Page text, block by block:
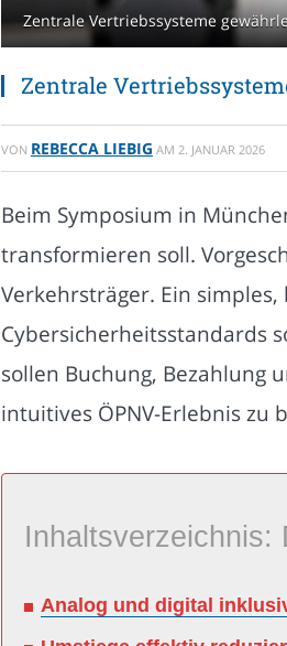
Zentrale Vertriebssysteme
Zentrale
VON REBECCA LIEBIG AM 2. JANUAR 2026
Beim Symposium in
transformieren soll.
Verkehrsträger. Ein
Cybersicherheitsstandards
sollen Buchung, Bezahlung
intuitives ÖPNV-Erlebnis
Inhaltsverzeichnis:
Analog und digital